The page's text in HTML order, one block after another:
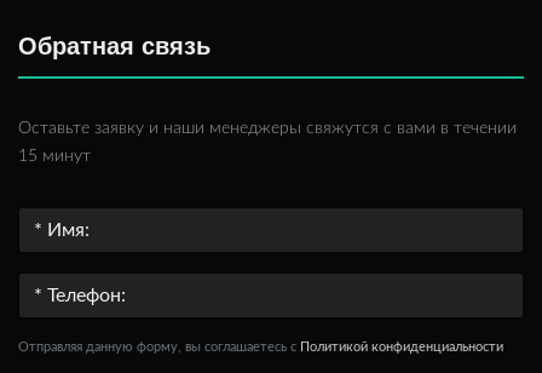
Обратная связь
Оставьте заявку и наши менеджеры свяжутся с вами в течении
15 минут
Отправляя данную форму, вы соглашаетесь c Политикой конфиденциальности